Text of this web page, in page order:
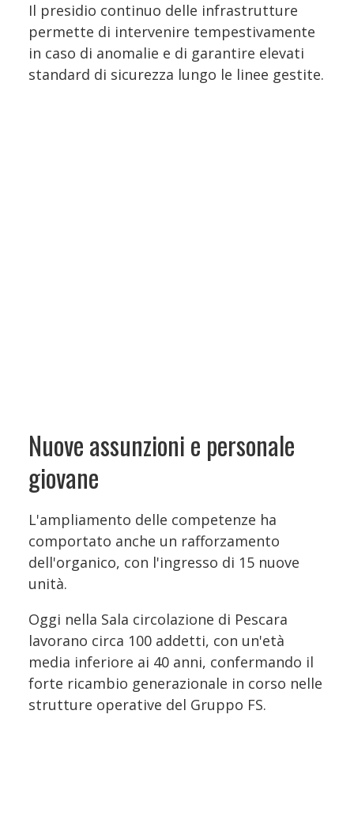
Il presidio continuo delle infrastrutture
permette di intervenire tempestivamente
in caso di anomalie e di garantire elevati
standard di sicurezza lungo le linee gestite.
Nuove assunzioni e personale
giovane
L'ampliamento delle competenze ha
comportato anche un rafforzamento
dell'organico, con l'ingresso di 15 nuove
unità.
Oggi nella Sala circolazione di Pescara
lavorano circa 100 addetti, con un'età
media inferiore ai 40 anni, confermando il
forte ricambio generazionale in corso nelle
strutture operative del Gruppo FS.